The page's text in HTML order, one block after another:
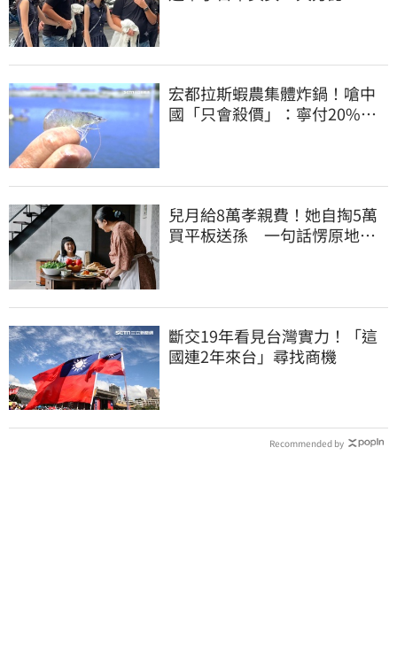
宏都拉斯蝦農集體炸鍋！嗆中
國「只會殺價」：寧付20%關
兒月給8萬孝親費！她自掏5萬
買平板送孫 一句話愣原地
斷交19年看見台灣實力！「這
國連2年來台」尋找商機
Recommended by